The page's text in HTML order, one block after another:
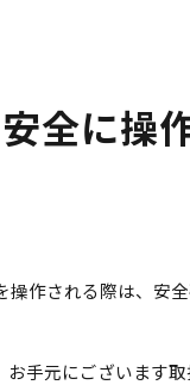
全に操
作される際は、安
手元にございます